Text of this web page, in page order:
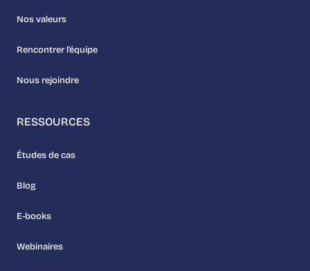
Nos valeurs
Rencontrer l’équipe
Nous rejoindre
RESSOURCES
Études de cas
Blog
E-books
Webinaires